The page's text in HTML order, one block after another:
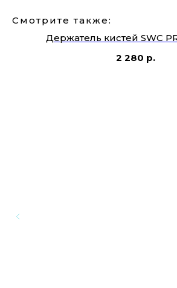
Смотрите также:
Держатель кистей SWC
2 280 р.